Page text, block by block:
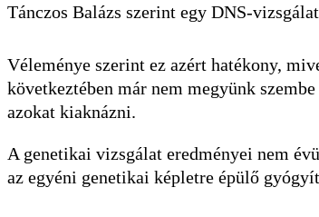
Tánczos Balázs szerint egy DNS-
Véleménye szerint ez azért hatékony,
következtében már nem megyünk
azokat kiaknázni.
A genetikai vizsgálat eredményei nem
az egyéni genetikai képletre épülő